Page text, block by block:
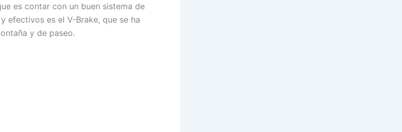
es contar con un buen sistema de
efectivos es el V-Brake, que se ha
y de paseo.